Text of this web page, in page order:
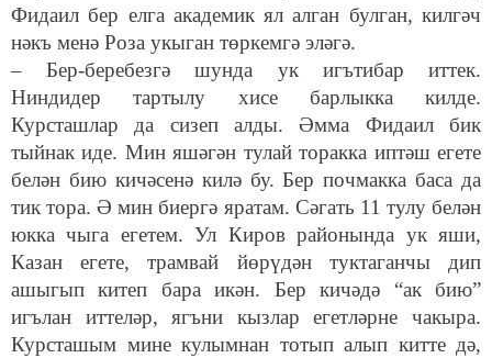
Фидаил бер елга академик ял алган булган, килгәч
нәкъ менә Роза укыган төркемгә эләгә.
– Бер-беребезгә шунда ук игътибар иттек.
Ниндидер тартылу хисе барлыкка килде.
Курсташлар да сизеп алды. Әмма Фидаил бик
тыйнак иде. Мин яшәгән тулай торакка иптәш егете
белән бию кичәсенә килә бу. Бер почмакка баса да
тик тора. Ә мин биергә яратам. Сәгать 11 тулу белән
юкка чыга егетем. Ул Киров районында ук яши,
Казан егете, трамвай йөрүдән туктаганчы дип
ашыгып китеп бара икән. Бер кичәдә “ак бию”
игълан иттеләр, ягъни кызлар егетләрне чакыра.
Курсташым мине кулымнан тотып алып китте дә,